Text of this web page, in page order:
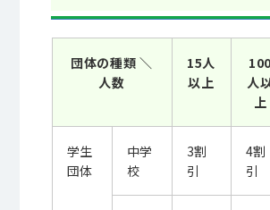
団体の種類 ＼
人数
15人
以上
100
人
上
学生
団体
中学
校
3割
引
4割
引